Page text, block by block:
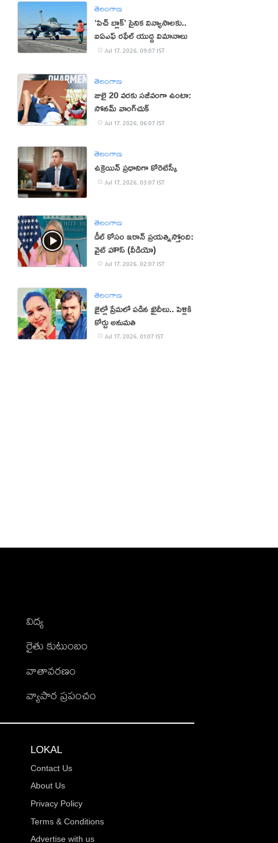
తెలంగాణ
‘పిచ్ బ్లాక్’ సైనిక విన్యాసాల‌కు..
ఐఏఎఫ్ ర‌ఫేల్ యుద్ధ విమానాలు
Jul 17, 2026, 09:07 IST
తెలంగాణ
జులై 20 వరకు సజీవంగా ఉంటా:
సోనమ్‌ వాంగ్‌చుక్‌
Jul 17, 2026, 06:07 IST
తెలంగాణ
ఉక్రెయిన్ ప్రధానిగా కోరెట్‌స్కీ
Jul 17, 2026, 03:07 IST
తెలంగాణ
డీల్ కోసం ఇరాన్ ప్రయత్నిస్తోంది:
వైట్ హౌస్ (వీడియో)
Jul 17, 2026, 02:07 IST
తెలంగాణ
జైల్లో ప్రేమలో పడిన ఖైదీలు.. పెళ్లికి
కోర్టు అనుమతి
Jul 17, 2026, 01:07 IST
విద్య
రైతు కుటుంబం
వాతావరణం
వ్యాపార ప్రపంచం
LOKAL
Contact Us
About Us
Privacy Policy
Terms & Conditions
Advertise with us